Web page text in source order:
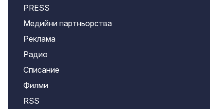
PRESS
Медийни партньорства
Реклама
Радио
Списание
Филми
RSS